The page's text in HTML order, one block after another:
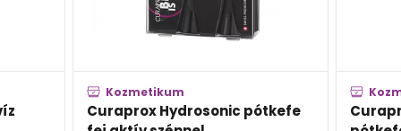
pótkefe
Curaprox Hydrosonic Power